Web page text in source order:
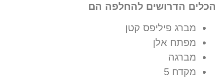
הכלים הדרושים להחלפה הם
מברג פיליפס קטן
מפתח אלן
מברגה
מקדח 5